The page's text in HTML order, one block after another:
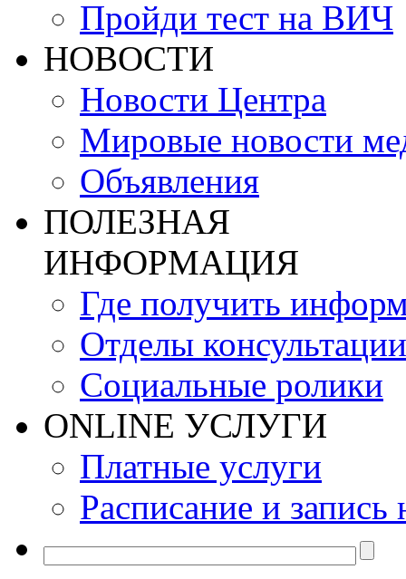
Пройди тест на ВИЧ
НОВОСТИ
Новости Центра
Мировые новости
Объявления
ПОЛЕЗНАЯ
ИНФОРМАЦИЯ
Где получить
Отделы консультации
Социальные ролики
ONLINE УСЛУГИ
Платные услуги
Расписание и запись